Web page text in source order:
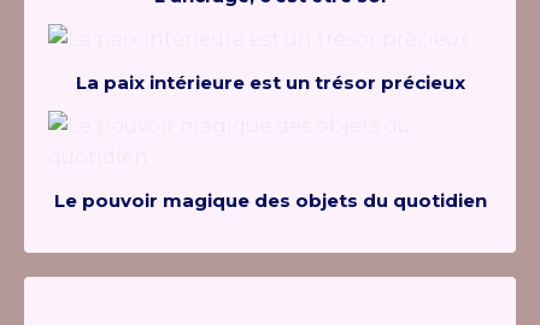
La paix intérieure est un trésor précieux
Le pouvoir magique des objets du quotidien